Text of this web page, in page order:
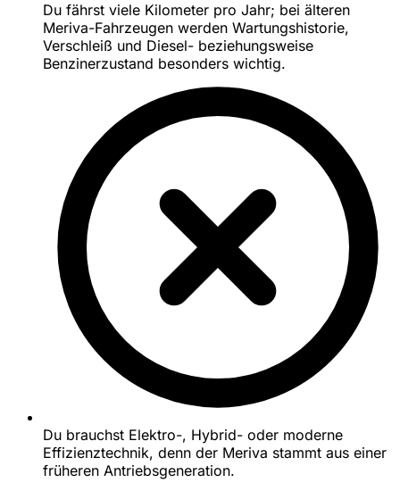
Du fährst viele Kilometer pro Jahr; bei älteren
Meriva-Fahrzeugen werden Wartungshistorie,
Verschleiß und Diesel- beziehungsweise
Benzinerzustand besonders wichtig.
Du brauchst Elektro-, Hybrid- oder moderne
Effizienztechnik, denn der Meriva stammt aus einer
früheren Antriebsgeneration.